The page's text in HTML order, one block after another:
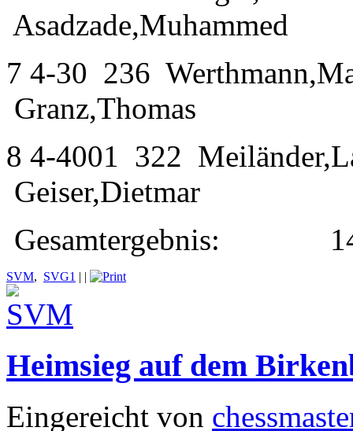
Asadzade,Muhammed
7 4-30 236
Granz,Thomas
8 4-4001 322
Geiser,Dietmar
Gesamtergebnis:
SVM, SVG1
Heimsieg auf dem
Eingereicht von